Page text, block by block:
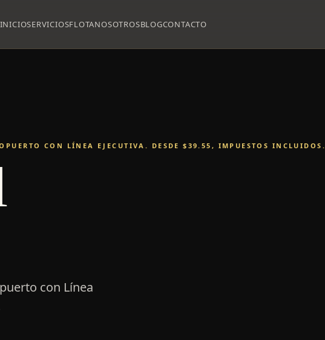
INICIOSERVICIOSFLOTANOSOTROSBLOGCONTACTO
CON LÍNEA EJECUTIVA. DESDE $39.55, IMPUESTOS INCLUIDOS.
con Línea